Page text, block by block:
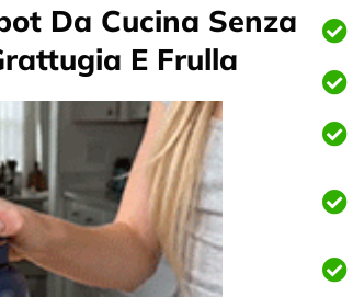
Da Cucina Senza
E Frulla